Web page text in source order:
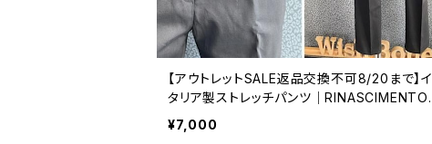
【アウトレットSALE返品交換不可8/20まで】イ
タリア製ストレッチパンツ｜RINASCIMENTO/
リナシメント｜Made in ITALY｜ストレッチパ
ンツ/ブラック
¥7,000